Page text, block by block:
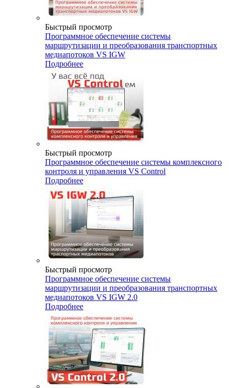
Быстрый просмотр
Программное обеспечение системы
маршрутизации и преобразования транспортных
медиапотоков VS IGW
Подробнее
Быстрый просмотр
Программное обеспечение системы комплексного
контроля и управления VS Control
Подробнее
Быстрый просмотр
Программное обеспечение системы
маршрутизации и преобразования транспортных
медиапотоков VS IGW 2.0
Подробнее